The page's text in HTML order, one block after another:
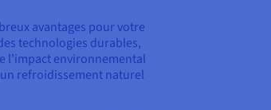
avantages pour votre
technologies durables,
l’impact environnemental
refroidissement naturel